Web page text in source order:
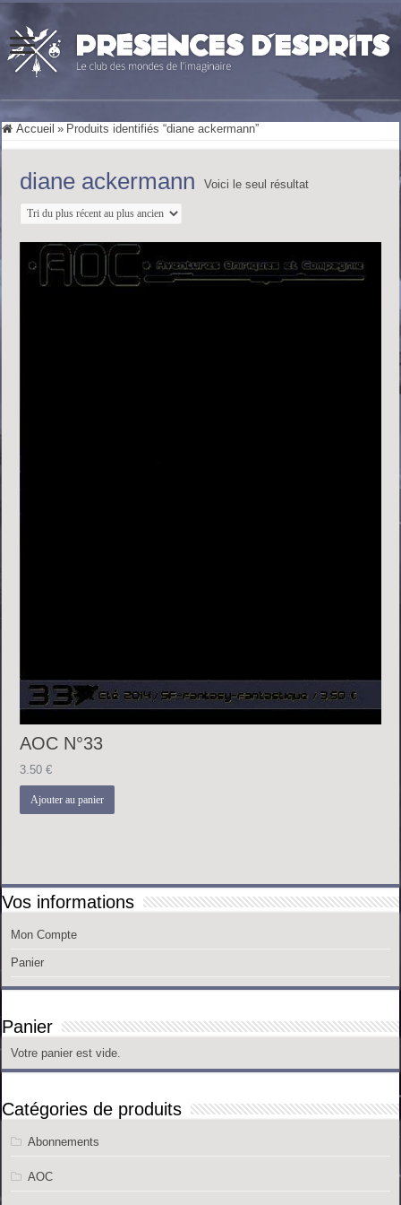
Accueil » Produits identifiés “diane ackermann”
diane ackermann Voici le seul résultat
AOC N°33
3.50€
Ajouter au panier
Vos informations
Mon Compte
Panier
Panier
Votre panier est vide.
Catégories de produits
Abonnements
AOC